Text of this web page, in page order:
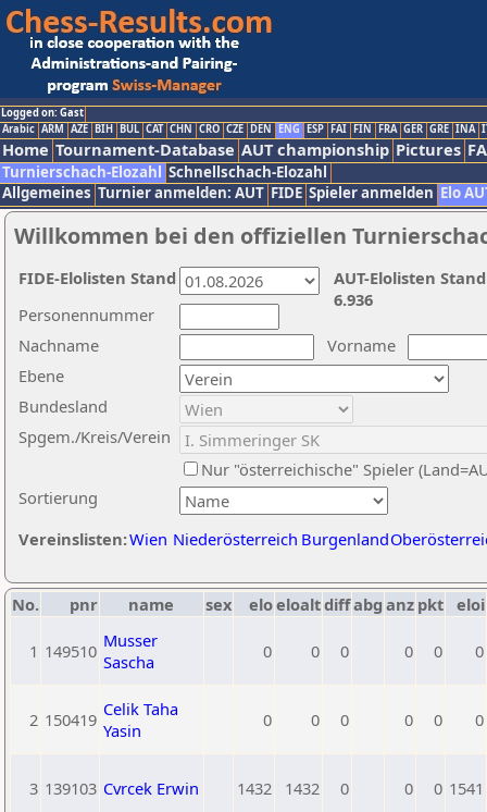
Logged on: Gast
Arabic ARM AZE BIH BUL CAT CHN CRO CZE DEN ENG ESP FAI FIN FRA GER GRE INA
Home Tournament-Database AUT championship Pictures
Turnierschach-Elozahl Schnellschach-Elozahl
Allgemeines Turnier anmelden: AUT FIDE Spieler anmelden Elo
Willkommen bei den offiziellen
Nachname
Vorname
Ebene
Sortierung
Personennummer
Bundesland
Spgem./Kreis/Verein
Nur "österreichische" Spieler
Vereinslisten:Wien Niederösterreich Burgenland
AUT-Elolisten
6.936
FIDE-Elolisten Stand
No. pnr name sex eloeloaltdiffabg anz pkt eloi
1 149510 Musser
Sascha
0 0 0 0 0 0
2 150419 Celik Taha
Yasin
0 0 0 0 0 0
3 139103 Cvrcek Erwin 1432 1432 0 0 0 1541